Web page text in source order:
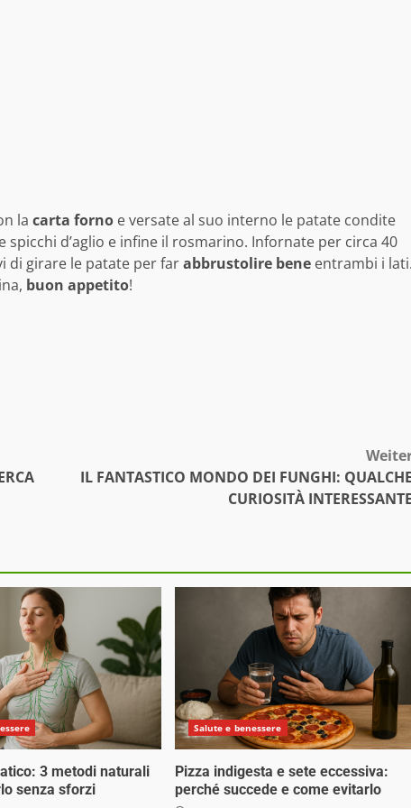
la carta forno e versate al suo interno le patate condite
d’aglio e infine il rosmarino. Infornate per circa 40
di girare le patate per farabbrustolire bene entrambi i
buon appetito!
IL FANTASTICO MONDO DEI FUNGHI:
CURIOSITÀ
3 metodi naturali
senza sforzi
Salute e benessere
Pizza indigesta e sete eccessiva:
perché succede e come evitarlo